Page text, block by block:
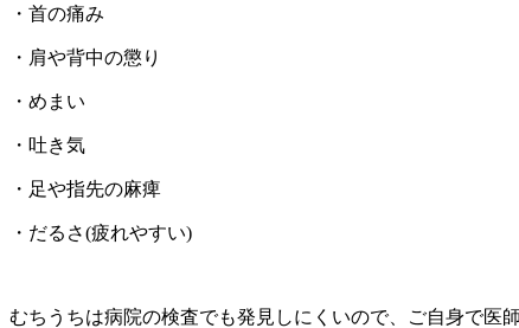
・首の痛み
・肩や背中の懲り
・めまい
・吐き気
・足や指先の麻痺
・だるさ(疲れやすい)
むちうちは病院の検査でも発見しにくいので、ご自身で医